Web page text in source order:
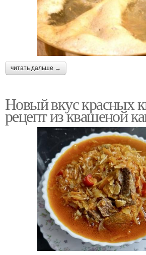
читать дальше →
Новый вкус красных
рецепт из квашеной